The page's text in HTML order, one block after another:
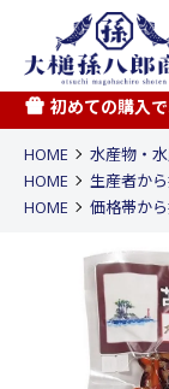
初めての購入
HOME 水産物・
HOME
生産者か
HOME
価格帯か